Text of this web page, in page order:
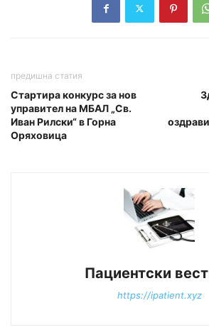
предишна статия
Стартира конкурс за нов
управител на МБАЛ „Св.
Иван Рилски“ в Горна
Оряховица
Пациентски
https://ipatient.xyz